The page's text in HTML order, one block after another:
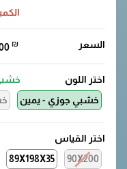
السعر ₪
اختر اللون
خشبي جوزي - يمين
اختر القياس
90X200
89X198X35